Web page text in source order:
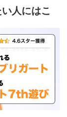
人にはこ